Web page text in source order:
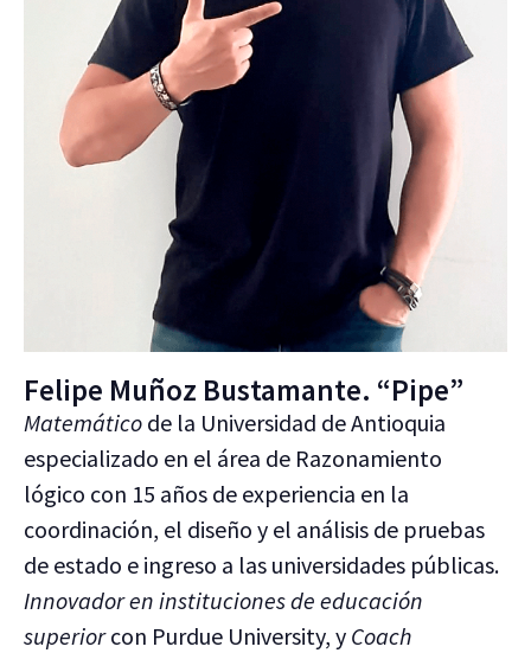
Felipe Muñoz Bustamante. “Pipe”
Matemático de la Universidad de Antioquia
especializado en el área de Razonamiento
lógico con 15 años de experiencia en la
coordinación, el diseño y el análisis de pruebas
de estado e ingreso a las universidades públicas.
Innovador en instituciones de educación
superiorcon Purdue University, y Coach